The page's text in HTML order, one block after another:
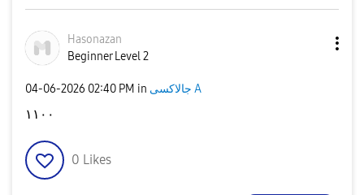
Hasonazan
Beginner Level 2
‎04-06-2026 02:40 PM in جالاكسى A
١١٠٠
0 Likes